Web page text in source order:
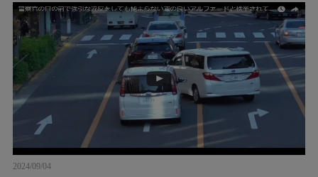
や、なんかあったんかい？」こちらも車を降りて
話しかけに行った結果ｗｗｗ
2024/09/04